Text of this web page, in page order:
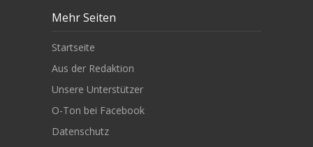
Mehr Seiten
Startseite
Aus der Redaktion
Unsere Unterstützer
O-Ton bei Facebook
Datenschutz